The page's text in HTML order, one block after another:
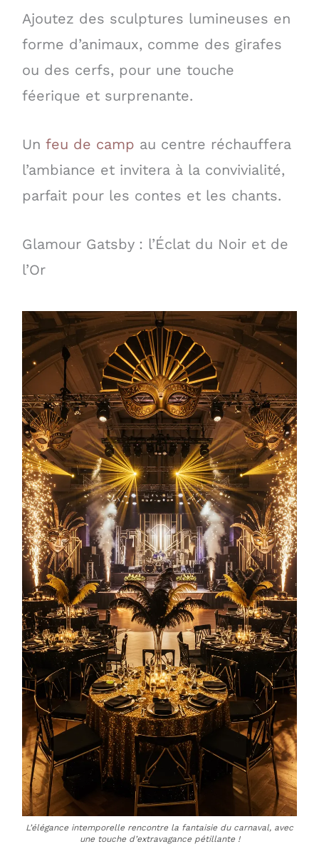
Ajoutez des sculptures lumineuses en
forme d’animaux, comme des girafes
ou des cerfs, pour une touche
féerique et surprenante.
Un feu de camp au centre réchauffera
l’ambiance et invitera à la convivialité,
parfait pour les contes et les chants.
Glamour Gatsby : l’Éclat du Noir et de
l’Or
L’élégance intemporelle rencontre la fantaisie du carnaval, avec
une touche d’extravagance pétillante !